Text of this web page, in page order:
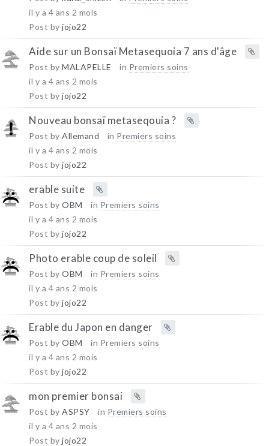
il y a 4 ans 2 mois
Post by jojo22
Aide sur un Bonsaï Metasequoia 7 ans d'âge
Post by MALAPELLE in Premiers soins
il y a 4 ans 2 mois
Post by jojo22
Nouveau bonsaï metaseqouia ?
Post by Allemand in Premiers soins
il y a 4 ans 2 mois
Post by jojo22
erable suite
Post by OBM in Premiers soins
il y a 4 ans 2 mois
Post by jojo22
Photo erable coup de soleil
Post by OBM in Premiers soins
il y a 4 ans 2 mois
Post by jojo22
Erable du Japon en danger
Post by OBM in Premiers soins
il y a 4 ans 2 mois
Post by jojo22
mon premier bonsai
Post by ASPSY in Premiers soins
il y a 4 ans 2 mois
Post by jojo22